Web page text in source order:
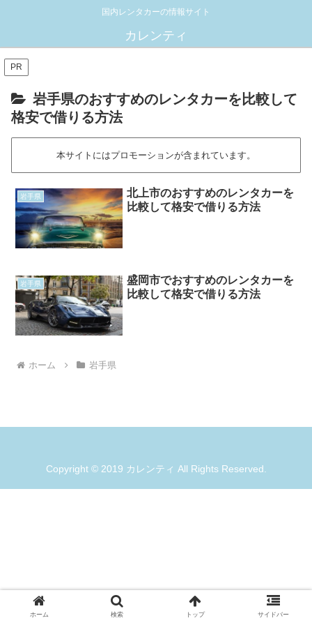
国内レンタカーの情報サイト
カレンティ
PR
岩手県のおすすめのレンタカーを比較して
格安で借りる方法
本サイトにはプロモーションが含まれています。
岩手県
北上市のおすすめのレンタカーを
比較して格安で借りる方法
岩手県
盛岡市でおすすめのレンタカーを
比較して格安で借りる方法
ホーム 岩手県
Copyright © 2019 カレンティ All Rights Reserved.
ホーム 検索 トップ サイドバー